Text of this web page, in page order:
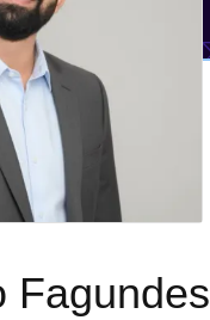
Fagundes